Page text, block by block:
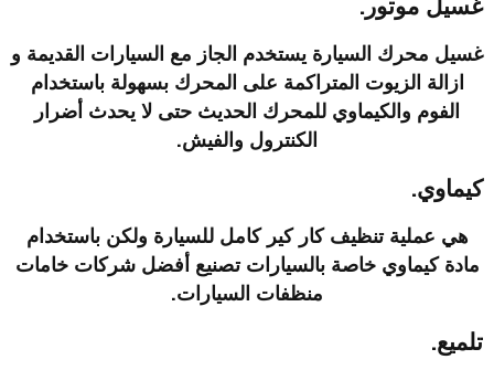
غسيل موتور.
غسيل محرك السيارة يستخدم الجاز مع السيارات القديمة و
ازالة الزيوت المتراكمة على المحرك بسهولة باستخدام
الفوم والكيماوي للمحرك الحديث حتى لا يحدث أضرار
الكنترول والفيش.
كيماوي.
هي عملية تنظيف كار كير كامل للسيارة ولكن باستخدام
مادة كيماوي خاصة بالسيارات تصنيع أفضل شركات خامات
منظفات السيارات.
تلميع.